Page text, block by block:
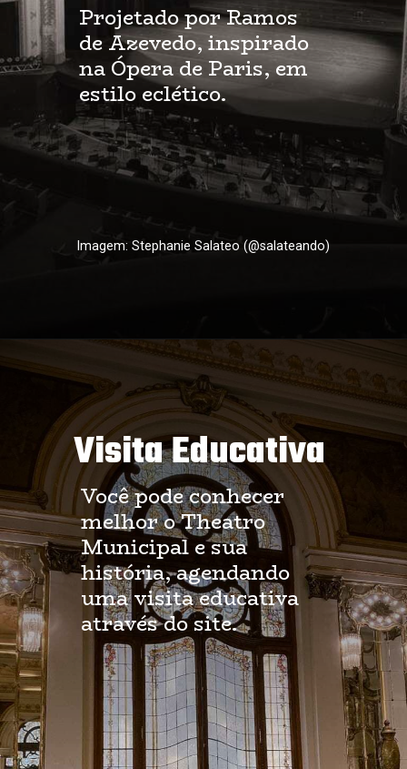
Projetado por Ramos
de Azevedo, inspirado
na Ópera de Paris, em
estilo eclético.
Imagem: Stephanie Salateo (@salateando)
Visita Educativa
Você pode conhecer
melhor o Theatro
Municipal e sua
história, agendando
uma visita educativa
através do site.